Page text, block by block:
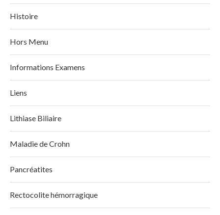
Histoire
Hors Menu
Informations Examens
Liens
Lithiase Biliaire
Maladie de Crohn
Pancréatites
Rectocolite hémorragique